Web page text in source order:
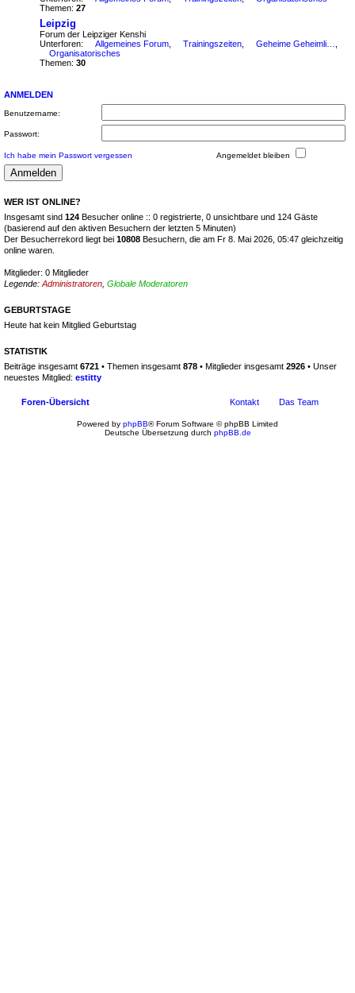
Themen: 27
Leipzig
Forum der Leipziger Kenshi
Unterforen:
Allgemeines Forum Trainingszeiten
Organisatorisches
Themen: 30
ANMELDEN
Benutzername:
Passwort:
Ich habe mein Passwort vergessen Angemeldet bleiben
WER IST ONLINE?
Insgesamt sind 124 Besucher online :: 0 registrierte, 0 unsichtbare und 124 Gäste
(basierend auf den aktiven Besuchern der letzten 5 Minuten)
Der Besucherrekord liegt bei 10808 Besuchern, die am Fr 8. Mai 2026, 05:47 gleichzeitig
online waren.
Mitglieder: 0 Mitglieder
Legende: Administratoren Globale Moderatoren
GEBURTSTAGE
Heute hat kein Mitglied Geburtstag
STATISTIK
Beiträge insgesamt 6721 • Themen insgesamt 878 • Mitglieder insgesamt 2926 • Unser
neuestes Mitglied: estitty
Foren-Übersicht Das Team
Kontakt
Powered by phpBB® Forum Software © phpBB Limited
Deutsche Übersetzung durch phpBB.de